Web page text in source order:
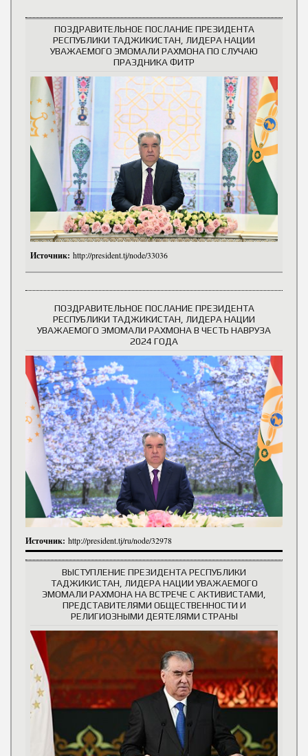
ПОЗДРАВИТЕЛЬНОЕ ПОСЛАНИЕ ПРЕЗИДЕНТА
РЕСПУБЛИКИ ТАДЖИКИСТАН, ЛИДЕРА НАЦИИ
УВАЖАЕМОГО ЭМОМАЛИ РАХМОНА ПО СЛУЧАЮ
ПРАЗДНИКА ФИТР
Источник: http://president.tj/node/33036
ПОЗДРАВИТЕЛЬНОЕ ПОСЛАНИЕ ПРЕЗИДЕНТА
РЕСПУБЛИКИ ТАДЖИКИСТАН, ЛИДЕРА НАЦИИ
УВАЖАЕМОГО ЭМОМАЛИ РАХМОНА В ЧЕСТЬ НАВРУЗА
2024 ГОДА
Источник: http://president.tj/ru/node/32978
ВЫСТУПЛЕНИЕ ПРЕЗИДЕНТА РЕСПУБЛИКИ
ТАДЖИКИСТАН, ЛИДЕРА НАЦИИ УВАЖАЕМОГО
ЭМОМАЛИ РАХМОНА НА ВСТРЕЧЕ С АКТИВИСТАМИ,
ПРЕДСТАВИТЕЛЯМИ ОБЩЕСТВЕННОСТИ И
РЕЛИГИОЗНЫМИ ДЕЯТЕЛЯМИ СТРАНЫ